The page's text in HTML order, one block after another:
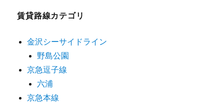
賃貸路線カテゴリ
金沢シーサイドライン
野島公園
京急逗子線
六浦
京急本線